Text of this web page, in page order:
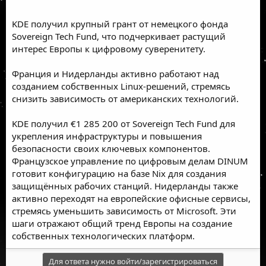
KDE получил крупный грант от немецкого фонда
Sovereign Tech Fund, что подчеркивает растущий
интерес Европы к цифровому суверенитету.
Франция и Нидерланды активно работают над
созданием собственных Linux-решений, стремясь
снизить зависимость от американских технологий.
KDE получил €1 285 200 от Sovereign Tech Fund для
укрепления инфраструктуры и повышения
безопасности своих ключевых компонентов.
Французское управление по цифровым делам DINUM
готовит конфигурацию на базе Nix для создания
защищённых рабочих станций. Нидерланды также
активно переходят на европейские офисные сервисы,
стремясь уменьшить зависимость от Microsoft. Эти
шаги отражают общий тренд Европы на создание
собственных технологических платформ.
Для ответа нужно войти/зарегистрироваться